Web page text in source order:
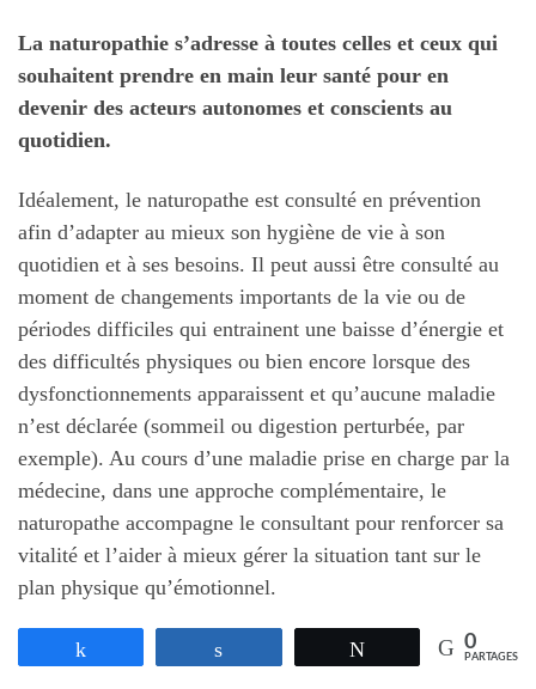
La naturopathie s’adresse à toutes celles et ceux qui
souhaitent prendre en main leur santé pour en
devenir des acteurs autonomes et conscients au
quotidien.
Idéalement, le naturopathe est consulté en prévention
afin d’adapter au mieux son hygiène de vie à son
quotidien et à ses besoins. Il peut aussi être consulté au
moment de changements importants de la vie ou de
périodes difficiles qui entrainent une baisse d’énergie et
des difficultés physiques ou bien encore lorsque des
dysfonctionnements apparaissent et qu’aucune maladie
n’est déclarée (sommeil ou digestion perturbée, par
exemple). Au cours d’une maladie prise en charge par la
médecine, dans une approche complémentaire, le
naturopathe accompagne le consultant pour renforcer sa
vitalité et l’aider à mieux gérer la situation tant sur le
plan physique qu’émotionnel.
Tweetez 0
PARTAGES